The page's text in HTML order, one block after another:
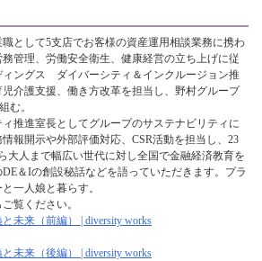
として5支店でお客様の資産運用相談業務に携わ
務管理、労働安全衛生、健康経営の立ち上げに従
ィングス ダイバーシティ＆インクルージョン推
介護支援、働き方改革を担当し、野村グループ
む。
推進室長としてグループのサステナビリティに
報開示や外部評価対応、CSR活動を担当し、23
大人まで幅広い世代に対し全国で金融経済教育を
＆Iの創設秘話などを語っていただきます。プラ
一人娘と暮らす。
覧ください。
未来（前編） | diversity works
未来（後編） | diversity works